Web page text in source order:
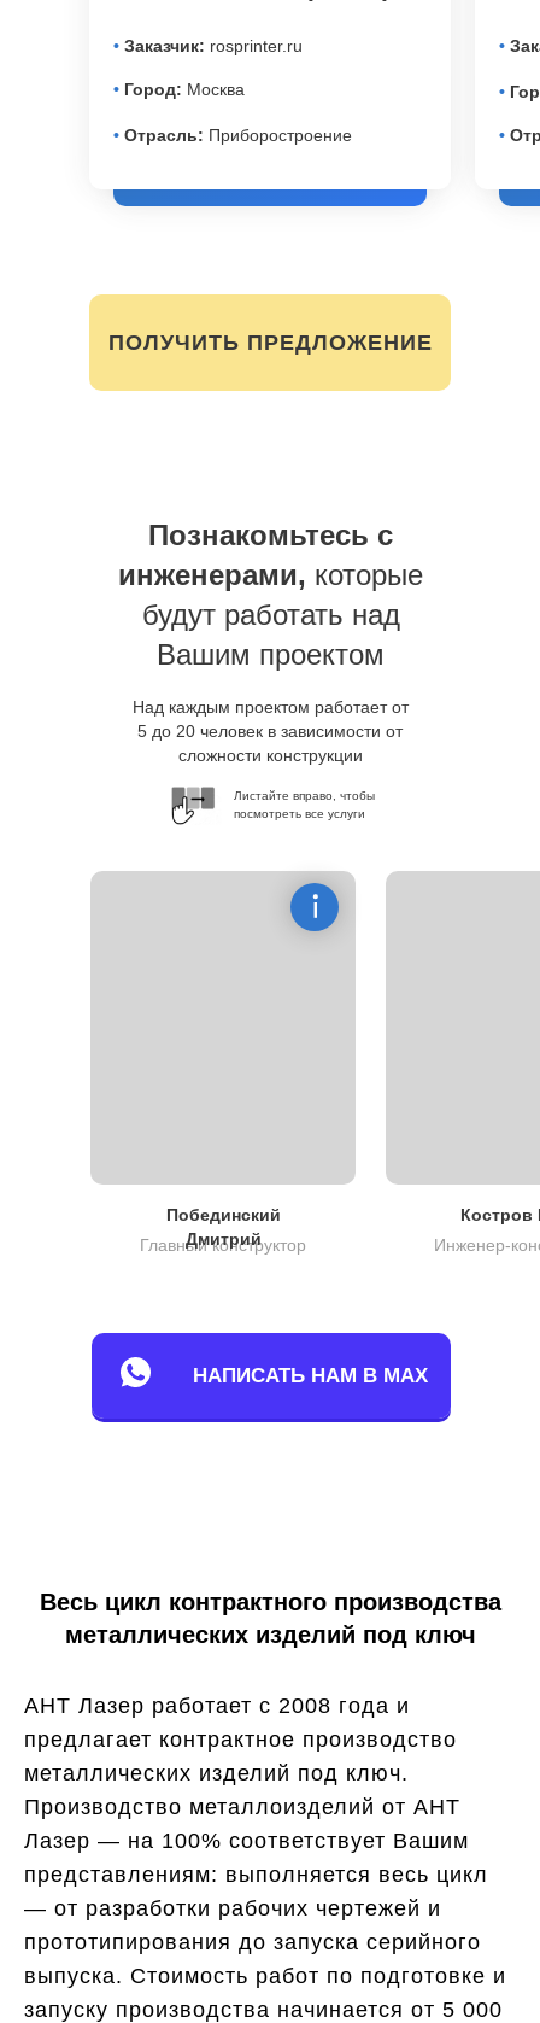
• Отрасль: Приборостроение
• Заказчик: rosprinter.ru
• Город: Москва
•
•
•
ПОЛУЧИТЬ ПРЕДЛОЖЕНИЕ
Познакомьтесь с
инженерами, которые
будут работать над
Вашим проектом
Над каждым проектом работает от
5 до 20 человек в зависимости от
сложности конструкции
Листайте вправо, чтобы
посмотреть все услуги
Главный конструктор
Побединский
Дмитрий
Инженер-
Костров
НАПИСАТЬ НАМ В MAX
Весь цикл контрактного производства
металлических изделий под ключ
АНТ Лазер работает с 2008 года и
предлагает контрактное производство
металлических изделий под ключ.
Производство металлоизделий от АНТ
Лазер — на 100% соответствует Вашим
представлениям: выполняется весь цикл
— от разработки рабочих чертежей и
прототипирования до запуска серийного
выпуска. Стоимость работ по подготовке и
запуску производства начинается от 5 000